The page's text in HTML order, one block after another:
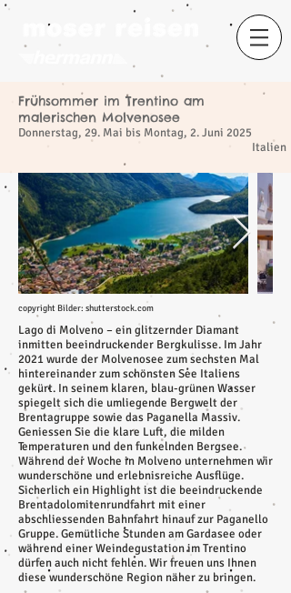
Frühsommer im Trentino am
malerischen Molvenosee
Donnerstag, 29. Mai bis Montag, 2. Juni 2025
​
Italien
copyright Bilder: shutterstock.com
Lago di Molveno – ein glitzernder Diamant
inmitten beeindruckender Bergkulisse. Im Jahr
2021 wurde der Molvenosee zum sechsten Mal
hintereinander zum schönsten See Italiens
gekürt. In seinem klaren, blau-grünen Wasser
spiegelt sich die umliegende Bergwelt der
Brentagruppe sowie das Paganella Massiv.
Geniessen Sie die klare Luft, die milden
Temperaturen und den funkelnden Bergsee.
Während der Woche in Molveno unternehmen wir
wunderschöne und erlebnisreiche Ausflüge.
Sicherlich ein Highlight ist die beeindruckende
Brentadolomitenrundfahrt mit einer
abschliessenden Bahnfahrt hinauf zur Paganello
Gruppe. Gemütliche Stunden am Gardasee oder
während einer Weindegustation im Trentino
dürfen auch nicht fehlen. Wir freuen uns Ihnen
diese wunderschöne Region näher zu bringen.